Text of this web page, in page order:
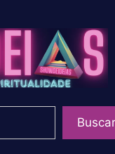
Buscar